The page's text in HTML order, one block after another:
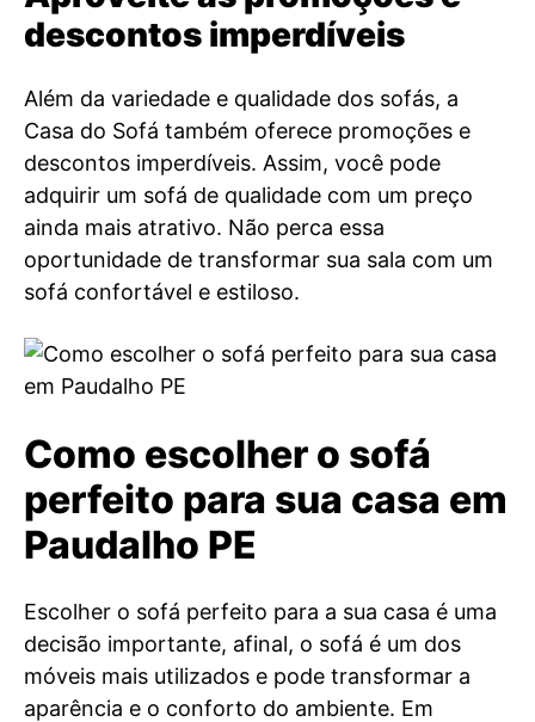
descontos imperdíveis
Além da variedade e qualidade dos sofás, a
Casa do Sofá também oferece promoções e
descontos imperdíveis. Assim, você pode
adquirir um sofá de qualidade com um preço
ainda mais atrativo. Não perca essa
oportunidade de transformar sua sala com um
sofá confortável e estiloso.
Como escolher o sofá
perfeito para sua casa em
Paudalho PE
Escolher o sofá perfeito para a sua casa é uma
decisão importante, afinal, o sofá é um dos
móveis mais utilizados e pode transformar a
aparência e o conforto do ambiente. Em